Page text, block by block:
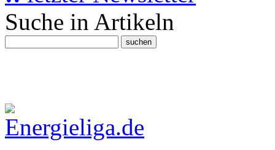
Suche in Artikeln